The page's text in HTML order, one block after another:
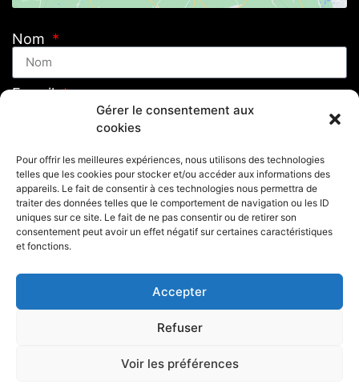
Gérer le consentement aux
cookies
Pour offrir les meilleures expériences, nous utilisons des technologies
telles que les cookies pour stocker et/ou accéder aux informations des
appareils. Le fait de consentir à ces technologies nous permettra de
traiter des données telles que le comportement de navigation ou les ID
uniques sur ce site. Le fait de ne pas consentir ou de retirer son
consentement peut avoir un effet négatif sur certaines caractéristiques
et fonctions.
Accepter
Refuser
Voir les préférences
Nom
E-mail
Envoyer